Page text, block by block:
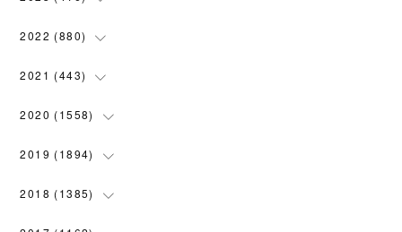
( 119
(74)
( 4 )
(5)
( 7 )
( 6 )
(28)
( 58)
( 45)
( 69 )
2022 (880)
(31)
(64)
(76 )
( 71 )
2021 (443)
(54)
(91)
(63)
( 5 )
2020 (1558)
(107)
(132)
( 143)
2019 (1894)
(113)
2018 (1385)